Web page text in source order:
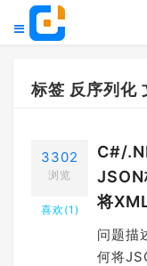
标签 反序列化
3302
浏览
喜欢(1 )
C#/
JSON
将
问题描
何将